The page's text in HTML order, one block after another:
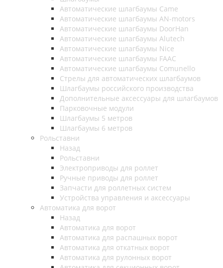
Автоматические шлагбаумы Came
Автоматические шлагбаумы AN-motors
Автоматические шлагбаумы DoorHan
Автоматические шлагбаумы Alutech
Автоматические шлагбаумы Nice
Автоматические шлагбаумы FAAC
Автоматические шлагбаумы Comunello
Стрелы для автоматических шлагбаумов
Шлагбаумы российского производства
Дополнительные аксессуары для шлагбаумов
Парковочные модули
Шлагбаумы 5 метров
Шлагбаумы 6 метров
Рольставни
Назад
Рольставни
Электроприводы для роллет
Ручные приводы для роллет
Запчасти для роллетных систем
Устройства управления и аксессуары
Автоматика для ворот
Назад
Автоматика для ворот
Автоматика для распашных ворот
Автоматика для откатных ворот
Автоматика для рулонных ворот